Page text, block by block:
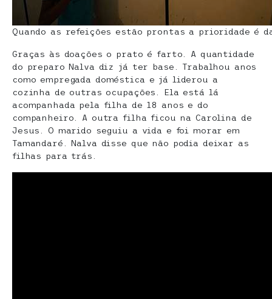
Quando as refeições estão prontas a prioridade é
Graças às doações o prato é farto. A quantidade
do preparo Nalva diz já ter base. Trabalhou anos
como empregada doméstica e já liderou a
cozinha de outras ocupações. Ela está lá
acompanhada pela filha de 18 anos e do
companheiro. A outra filha ficou na Carolina de
Jesus. O marido seguiu a vida e foi morar em
Tamandaré. Nalva disse que não podia deixar as
filhas para trás.